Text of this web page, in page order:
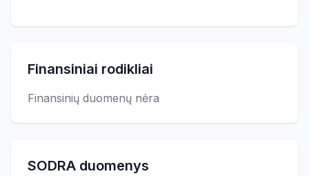
Finansiniai rodikliai
Finansinių duomenų nėra
SODRA duomenys